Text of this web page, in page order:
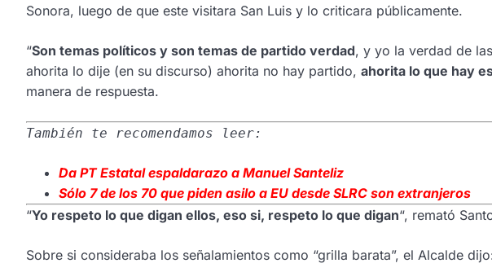
Sonora, luego de que este visitara San Luis y lo criticara públicamente.
“Son temas políticos y son temas de partido verdad, y yo la verdad de
ahorita lo dije (en su discurso) ahorita no hay partido, ahorita lo que hay
manera de respuesta.
También te recomendamos leer:
Da PT Estatal espaldarazo a Manuel Santeliz
Sólo 7 de los 70 que piden asilo a EU desde SLRC son extranjeros
“Yo respeto lo que digan ellos, eso si, respeto lo que digan“, remató
Sobre si consideraba los señalamientos como “grilla barata”, el Alcalde